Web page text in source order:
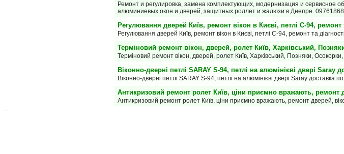
Ремонт и регулировка, замена комплектующих, модернизация и сервисное
алюминиевых окон и дверей, защитных роллет и жалюзи в Днепре.
Регулювання дверей Київ, ремонт вікон в Києві, петлі С-94, ремонт
Регулювання дверей Київ, ремонт вікон в Києві, петлі С-94, ремонт та
Терміновий ремонт вікон, дверей, ролет Київ, Харківський,
Терміновий ремонт вікон, дверей, ролет Київ, Харківський, Позняки,
Віконно-дверні петлі SARAY S-94, петлі на алюмінієві двері Saray
Віконно-дверні петлі SARAY S-94, петлі на алюмінієві двері Saray доставка
Антикризовий ремонт ролет Київ, ціни приємно вражають, ремонт
Антикризовий ремонт ролет Київ, ціни приємно вражають, ремонт дверей,
--